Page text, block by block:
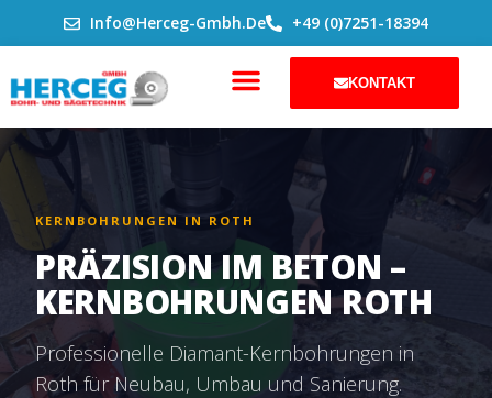
Info@herceg-Gmbh.de +49 (0)7251-18394
KONTAKT
KERNBOHRUNGEN IN ROTH
PRÄZISION IM BETON –
KERNBOHRUNGEN ROTH
Professionelle Diamant-Kernbohrungen in
Roth für Neubau, Umbau und Sanierung.